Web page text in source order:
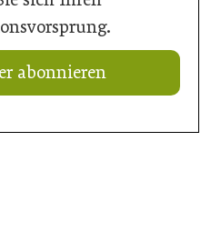
abonnieren